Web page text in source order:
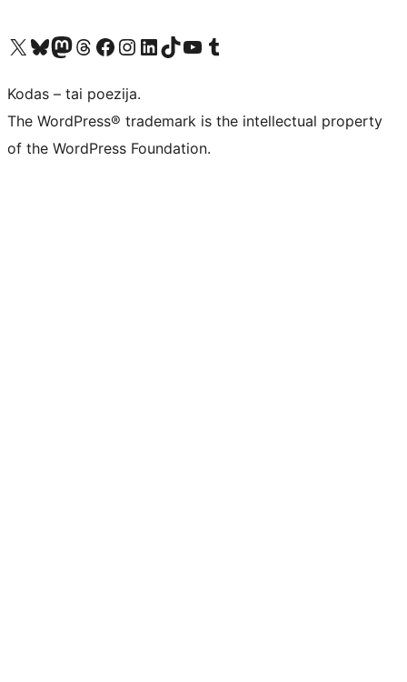
Visit our X (formerly Twitter) account
Apsilankykite mūsų Bluesky paskyroje
Visit our Mastodon account
Apsilankykite mūsų Threads paskyroje
Visit our Facebook page
Visit our Instagram account
Visit our LinkedIn account
Apsilankykite mūsų TikTok paskyroje
Visit our YouTube channel
Apsilankykite mūsų Tumblr paskyroje
Kodas – tai poezija.
The WordPress® trademark is the intellectual property
of the WordPress Foundation.